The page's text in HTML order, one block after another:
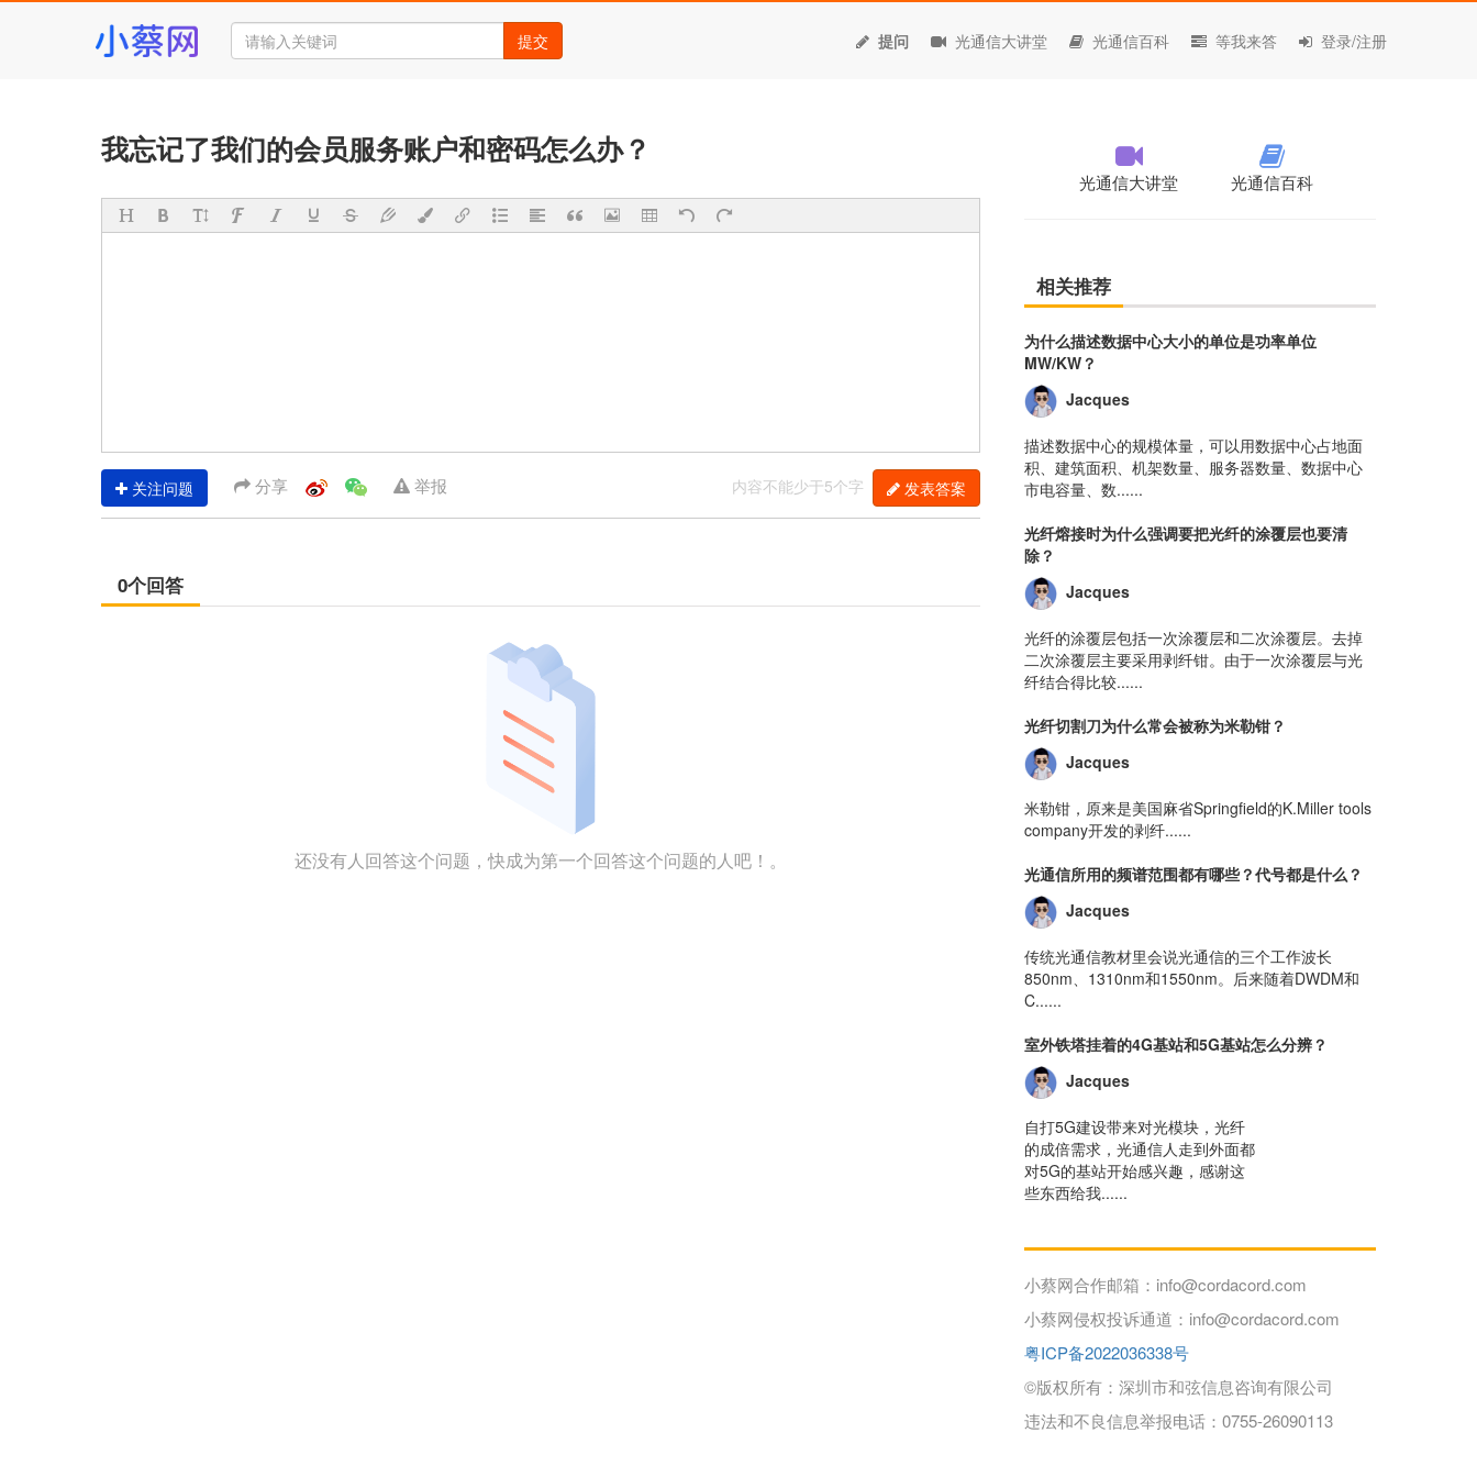
提交 提问 光通信大讲堂 光通信百科 等我来答 登录/注册
我忘记了我们的会员服务账户和密码怎么办？
内容不能少于5个字 发表答案
关注问题 分享 举报
0个回答
还没有人回答这个问题，快成为第一个回答这个问题的人吧！。
光通信大讲堂 光通信百科
相关推荐
为什么描述数据中心大小的单位是功率单位
MW/KW？
Jacques
描述数据中心的规模体量，可以用数据中心占地面
积、建筑面积、机架数量、服务器数量、数据中心
市电容量、数......
光纤熔接时为什么强调要把光纤的涂覆层也要清
除？
Jacques
光纤的涂覆层包括一次涂覆层和二次涂覆层。去掉
二次涂覆层主要采用剥纤钳。由于一次涂覆层与光
纤结合得比较......
光纤切割刀为什么常会被称为米勒钳？
Jacques
米勒钳，原来是美国麻省Springfield的K.Miller tools
company开发的剥纤......
光通信所用的频谱范围都有哪些？代号都是什么？
Jacques
传统光通信教材里会说光通信的三个工作波长
850nm、1310nm和1550nm。后来随着DWDM和
C......
室外铁塔挂着的4G基站和5G基站怎么分辨？
Jacques
自打5G建设带来对光模块，光纤
的成倍需求，光通信人走到外面都
对5G的基站开始感兴趣，感谢这
些东西给我......
小蔡网合作邮箱：info@cordacord.com
小蔡网侵权投诉通道：info@cordacord.com
粤ICP备2022036338号
©版权所有：深圳市和弦信息咨询有限公司
违法和不良信息举报电话：0755-26090113